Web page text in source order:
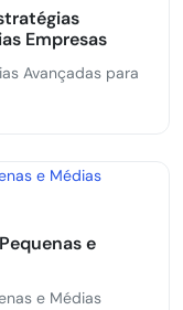
Empresas
Avançadas para
e
e Médias